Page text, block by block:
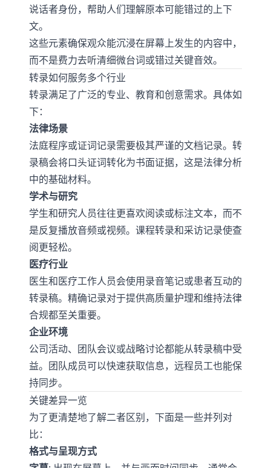
说话者身份，帮助人们理解原本可能错过的上下
文。
这些元素确保观众能沉浸在屏幕上发生的内容中，
而不是费力去听清细微台词或错过关键音效。
转录如何服务多个行业
转录满足了广泛的专业、教育和创意需求。具体如
下：
法律场景
法庭程序或证词记录需要极其严谨的文档记录。转
录稿会将口头证词转化为书面证据，这是法律分析
中的基础材料。
学术与研究
学生和研究人员往往更喜欢阅读或标注文本，而不
是反复播放音频或视频。课程转录和采访记录使查
阅更轻松。
医疗行业
医生和医疗工作人员会使用录音笔记或患者互动的
转录稿。精确记录对于提供高质量护理和维持法律
合规都至关重要。
企业环境
公司活动、团队会议或战略讨论都能从转录稿中受
益。团队成员可以快速获取信息，远程员工也能保
持同步。
关键差异一览
为了更清楚地了解二者区别，下面是一些并列对
比：
格式与呈现方式